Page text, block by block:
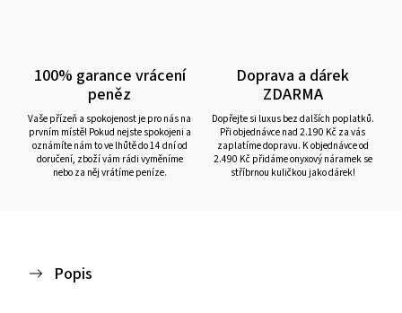
100% garance vrácení
peněz
Vaše přízeň a spokojenost je pro nás na
prvním místě! Pokud nejste spokojeni a
oznámíte nám to ve lhůtě do 14 dní od
doručení, zboží vám rádi vyměníme
nebo za něj vrátíme peníze.
Doprava a dárek
ZDARMA
Dopřejte si luxus bez dalších poplatků.
Při objednávce nad 2.190 Kč za vás
zaplatíme dopravu. K objednávce od
2.490 Kč přidáme onyxový náramek se
stříbrnou kuličkou jako dárek!
Popis